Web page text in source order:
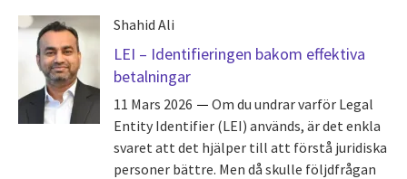
Shahid Ali
LEI – Identifieringen bakom effektiva
betalningar
11 Mars 2026
Om du undrar varför Legal
Entity Identifier (LEI) används, är det enkla
svaret att det hjälper till att förstå juridiska
personer bättre. Men då skulle följdfrågan